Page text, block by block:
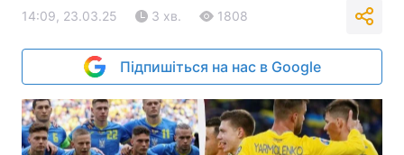
14:09, 23.03.25 3 хв. 1808
Підпишіться на нас в Google